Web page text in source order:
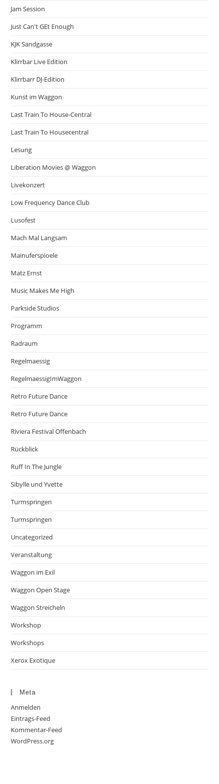
Jam Session
Just Can't GEt Enough
KJK Sandgasse
Klirrbar Live Edition
Klirrbarr DJ-Edition
Kunst im Waggon
Last Train To House-Central
Last Train To Housecentral
Lesung
Liberation Movies @ Waggon
Livekonzert
Low Frequency Dance Club
Lusofest
Mach Mal Langsam
Mainuferspioele
Matz Ernst
Music Makes Me High
Parkside Studios
Programm
Radraum
Regelmaessig
RegelmaessigImWaggon
Retro Future Dance
Retro Future Dance
Riviera Festival Offenbach
Rückblick
Ruff In The Jungle
Sibylle und Yvette
Turmspringen
Turmspringen
Uncategorized
Veranstaltung
Waggon im Exil
Waggon Open Stage
Waggon Streicheln
Workshop
Workshops
Xerox Exotique
Meta
Anmelden
Eintrags-Feed
Kommentar-Feed
WordPress.org